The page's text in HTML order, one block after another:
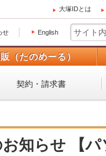
大塚IDとは
せ English
（たのめーる）
契約・請求書
知らせ 【パ